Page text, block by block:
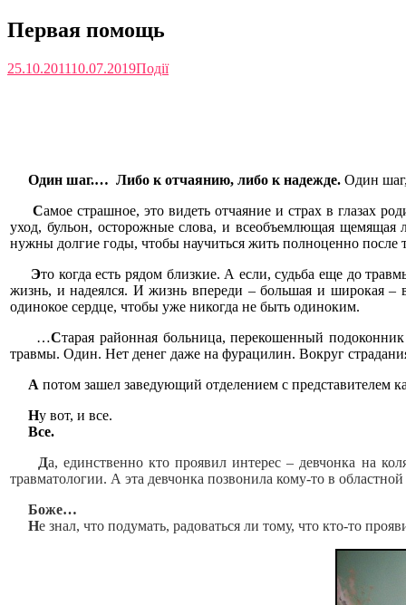
Первая помощь
25.10.201110.07.2019Події
Один шаг.… Либо к отчаянию, либо к надежде. Один
Самое страшное, это видеть отчаяние и страх в глазах
уход, бульон, осторожные слова, и всеобъемлющая
нужны долгие годы, чтобы научиться жить полноценно
Это когда есть рядом близкие. А если, судьба еще до
жизнь, и надеялся. И жизнь впереди – большая и широкая –
одинокое сердце, чтобы уже никогда не быть одиноким.
…Старая районная больница, перекошенный
травмы. Один. Нет денег даже на фурацилин. Вокруг
А потом зашел заведующий отделением с представителем
Ну вот, и все.
Все.
Да, единственно кто проявил интерес – девчонка на
травматологии. А эта девчонка позвонила кому-то в
Боже…
Не знал, что подумать, радоваться ли тому, что кто-то